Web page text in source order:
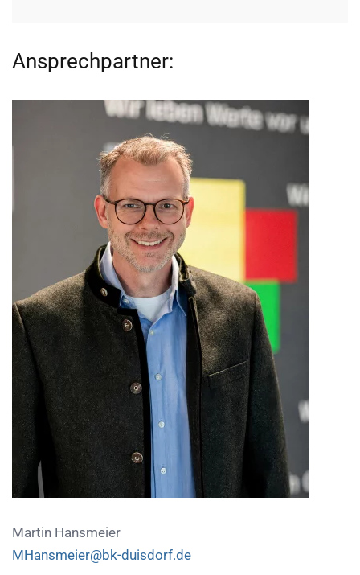
Ansprechpartner:
Martin Hansmeier
MHansmeier@bk-duisdorf.de